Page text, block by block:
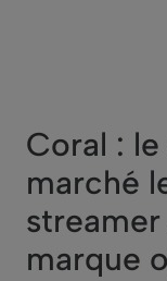
Coral :
marché
marque